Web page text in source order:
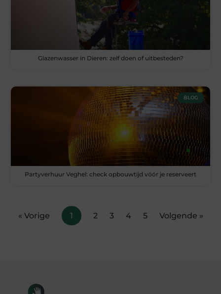
Glazenwasser in Dieren: zelf doen of uitbesteden?
BLOG
Partyverhuur Veghel: check opbouwtijd vóór je reserveert
« Vorige 1 2 3 4 5 Volgende »